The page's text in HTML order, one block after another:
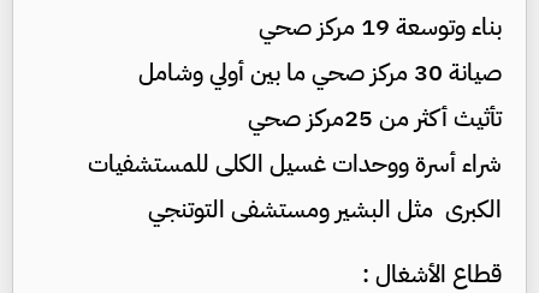
بناء وتوسعة 19 مركز صحي
صيانة 30 مركز صحي ما بين أولي وشامل
تأثيث أكثر من 25مركز صحي
شراء أسرة ووحدات غسيل الكلى للمستشفيات
الكبرى مثل البشير ومستشفى التوتنجي
قطاع الأشغال :